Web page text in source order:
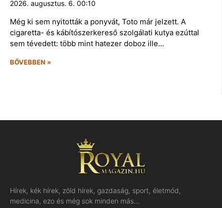
2026. augusztus. 6. 00:10
Még ki sem nyitották a ponyvát, Toto már jelzett. A
cigaretta- és kábítószerkereső szolgálati kutya ezúttal
sem tévedett: több mint hatezer doboz ille…
BŐVEBBEN »
Hírek, kék hírek, zöld hírek, gazdaság, sport, életmód,
medicina, ezo és még sok minden más…